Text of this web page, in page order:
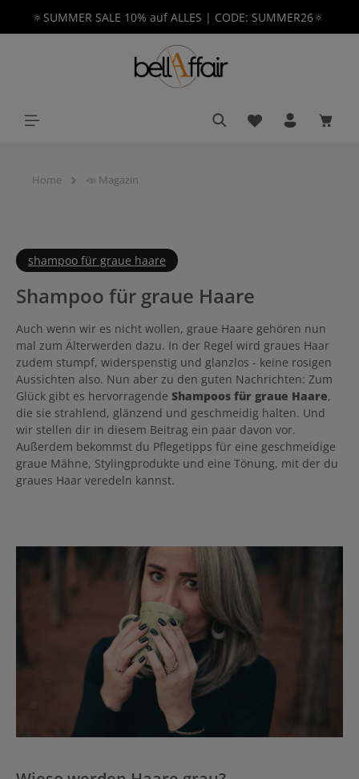
springen
🔅SUMMER SALE 10% auf ALLES | CODE: SUMMER26🔅
Du hast 0
Home 📣 Magazin
shampoo für graue haare
Shampoo für graue Haare
Auch wenn wir es nicht wollen, graue Haare gehören nun
mal zum Älterwerden dazu. In der Regel wird graues Haar
zudem stumpf, widerspenstig und glanzlos - keine rosigen
Aussichten also. Nun aber zu den guten Nachrichten: Zum
Glück gibt es hervorragende Shampoos für graue Haare,
die sie strahlend, glänzend und geschmeidig halten. Und
wir stellen dir in diesem Beitrag ein paar davon vor.
Außerdem bekommst du Pflegetipps für eine geschmeidige
graue Mähne, Stylingprodukte und eine Tönung, mit der du
graues Haar veredeln kannst.